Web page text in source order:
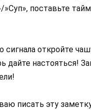
поставьте
сигнала откройте
дайте настояться!
писать эту